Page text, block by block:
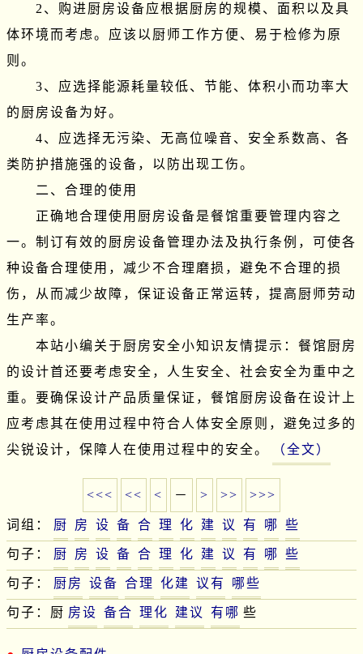
2、购进厨房设备应根据厨房的规模、面积以及具
体环境而考虑。应该以厨师工作方便、易于检修为原
则。
3、应选择能源耗量较低、节能、体积小而功率大
的厨房设备为好。
4、应选择无污染、无高位噪音、安全系数高、各
类防护措施强的设备，以防出现工伤。
二、合理的使用
正确地合理使用厨房设备是餐馆重要管理内容之
一。制订有效的厨房设备管理办法及执行条例，可使各
种设备合理使用，减少不合理磨损，避免不合理的损
伤，从而减少故障，保证设备正常运转，提高厨师劳动
生产率。
本站小编关于厨房安全小知识友情提示：餐馆厨房
的设计首还要考虑安全，人生安全、社会安全为重中之
重。要确保设计产品质量保证，餐馆厨房设备在设计上
应考虑其在使用过程中符合人体安全原则，避免过多的
尖锐设计，保障人在使用过程中的安全。
（全文）
<<< << < － > >> >>>
词组： 厨 房 设 备 合 理 化 建 议 有 哪 些
句子： 厨 房 设 备 合 理 化 建 议 有 哪 些
句子： 厨房 设备 合理 化建 议有 哪些
句子：厨 房设 备合 理化 建议 有哪 些